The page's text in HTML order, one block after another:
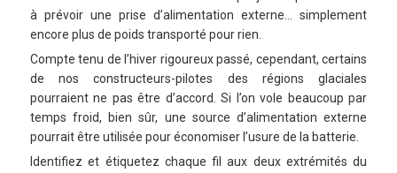
à prévoir une prise d’alimentation externe… simplement
encore plus de poids transporté pour rien.
Compte tenu de l’hiver rigoureux passé, cependant, certains
de nos constructeurs-pilotes des régions glaciales
pourraient ne pas être d’accord. Si l’on vole beaucoup par
temps froid, bien sûr, une source d’alimentation externe
pourrait être utilisée pour économiser l’usure de la batterie.
Identifiez et étiquetez chaque fil aux deux extrémités du